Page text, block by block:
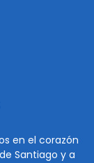
en el corazón
Santiago y a